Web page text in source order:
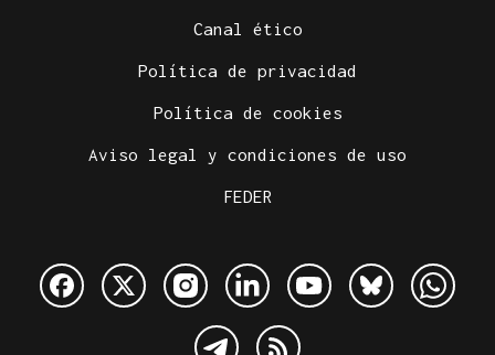
Canal ético
Política de privacidad
Política de cookies
Aviso legal y condiciones de uso
FEDER